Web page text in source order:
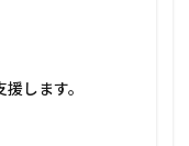
します。